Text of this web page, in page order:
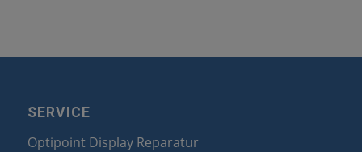
SERVICE
Optipoint Display Reparatur